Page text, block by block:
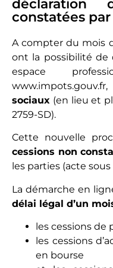
déclaration
constatées
A compter du mois
ont la possibilité de
espace
www.impots.gouv.fr,
sociaux (en lieu et
2759-SD).
Cette nouvelle
cessions non
les parties (acte
La démarche en
délai légal d’un
les cessions de
les cessions
en bourse